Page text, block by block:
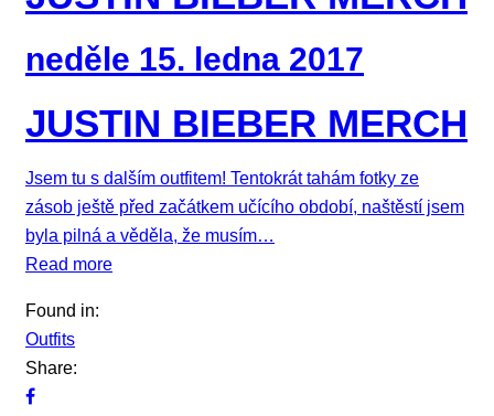
neděle 15. ledna 2017
JUSTIN BIEBER MERCH
Jsem tu s dalším outfitem! Tentokrát tahám fotky ze
zásob ještě před začátkem učícího období, naštěstí jsem
byla pilná a věděla, že musím…
Read more
Found in:
Outfits
Share: